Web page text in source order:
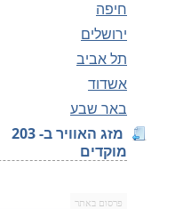
חיפה
ירושלים
תל אביב
אשדוד
באר שבע
מזג האוויר ב- 203
מוקדים
פרסום באתר